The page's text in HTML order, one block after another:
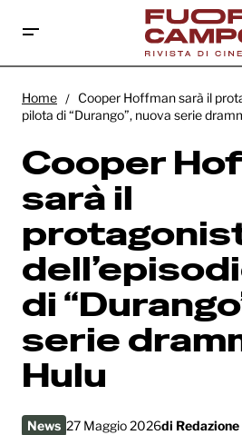
dell’episodio pilota di
serie drammatica Hulu
Home
Cooper Hoffman sarà il
pilota di “Durango”, nuova serie
Cooper
sarà il
di
serie
Hulu
News 27 Maggio 2026di Redazione